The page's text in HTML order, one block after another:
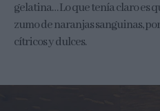
gelatina… Lo que tenía claro es
zumo de naranjas sanguinas,
cítricos y dulces.